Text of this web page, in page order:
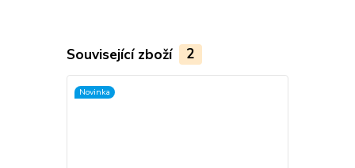
Související zboží 2
Novinka